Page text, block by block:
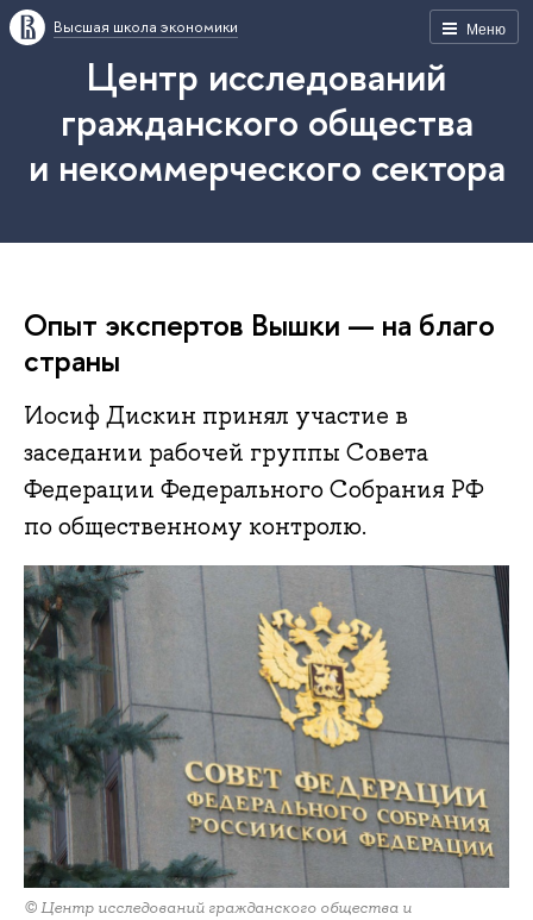
Меню
Высшая школа экономики
Центр исследований
гражданского общества
и некоммерческого сектора
Опыт экспертов Вышки — на благо
страны
Иосиф Дискин принял участие в
заседании рабочей группы Совета
Федерации Федерального Собрания РФ
по общественному контролю.
© Центр исследований гражданского общества и